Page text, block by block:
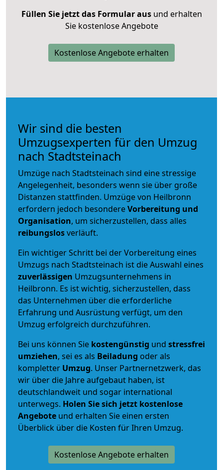
Füllen Sie jetzt das Formular ausund erhalten
Sie kostenlose Angebote
Kostenlose Angebote erhalten
Wir sind die besten
Umzugsexperten für den Umzug
nach Stadtsteinach
Umzüge nach Stadtsteinach sind eine stressige
Angelegenheit, besonders wenn sie über große
Distanzen stattfinden. Umzüge von Heilbronn
erfordern jedoch besondereVorbereitung und
Organisation, um sicherzustellen, dass alles
reibungslosverläuft.
Ein wichtiger Schritt bei der Vorbereitung eines
Umzugs nach Stadtsteinach ist die Auswahl eines
zuverlässigen Umzugsunternehmens in
Heilbronn. Es ist wichtig, sicherzustellen, dass
das Unternehmen über die erforderliche
Erfahrung und Ausrüstung verfügt, um den
Umzug erfolgreich durchzuführen.
Bei uns können Sie kostengünstig und stressfrei
umziehen, sei es als Beiladung oder als
kompletter Umzug. Unser Partnernetzwerk, das
wir über die Jahre aufgebaut haben, ist
deutschlandweit und sogar international
unterwegs. Holen Sie sich jetzt kostenlose
Angebote und erhalten Sie einen ersten
Überblick über die Kosten für Ihren Umzug.
Kostenlose Angebote erhalten